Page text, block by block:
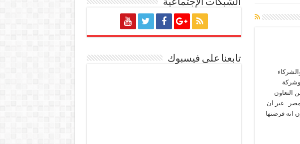
والاجتماعية للعام المالي ٢٠٢٧/٢٠٢٦
في قبرص بالبنية التحتية المصرية
وشركة
التعاون
مصر. غير ان
انه فرضتها
الشبكات الإجتماعية
تابعنا على فيسبوك